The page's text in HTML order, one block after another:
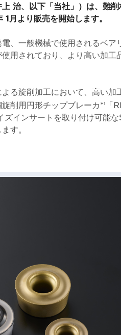
治、以下「当社」）は、難
月より販売を開始します。
、一般機械で使用されるベア
用されており、より高い加工
る旋削加工において、高い加
削用円形チップブレーカ*1
「
インサートを取り付け可能
す。